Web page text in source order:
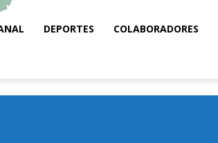
DEPORTES COLABORADORES